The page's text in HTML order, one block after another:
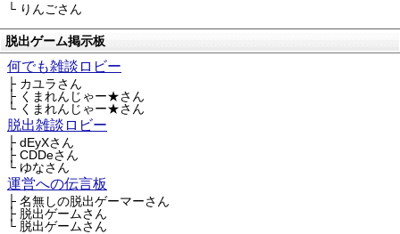
└ りんごさん
脱出ゲーム掲示板
何でも雑談ロビー
├ カユラさん
├ くまれんじゃー★さん
└ くまれんじゃー★さん
脱出雑談ロビー
├ dEyXさん
├ CDDeさん
└ ゆなさん
運営への伝言板
├ 名無しの脱出ゲーマーさん
├ 脱出ゲームさん
└ 脱出ゲームさん